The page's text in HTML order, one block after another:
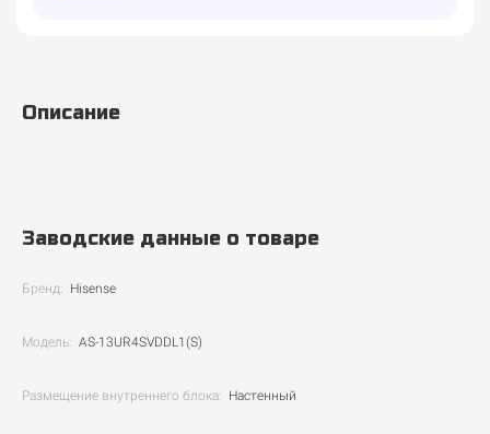
Описание
Заводские данные о товаре
Бренд: Hisense
Модель: AS-13UR4SVDDL1(S)
Размещение внутреннего блока: Настенный